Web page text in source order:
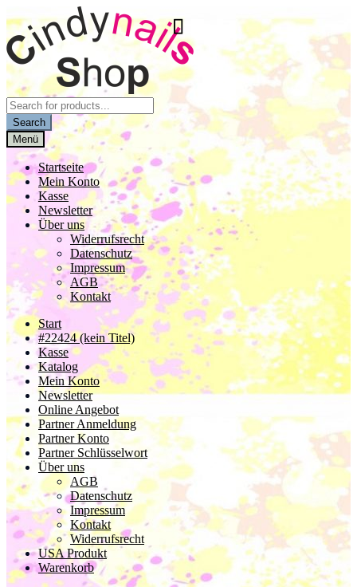
Navigation
springen
Inhalt
springen
Products
search
Search
Menü
Startseite
Mein Konto
Kasse
Newsletter
Über uns
Widerrufsrecht
Datenschutz
Impressum
AGB
Kontakt
Start
#22424 (kein Titel)
Kasse
Katalog
Mein Konto
Newsletter
Online Angebot
Partner Anmeldung
Partner Konto
Partner Schlüsselwort
Über uns
AGB
Datenschutz
Impressum
Kontakt
Widerrufsrecht
USA Produkt
Warenkorb